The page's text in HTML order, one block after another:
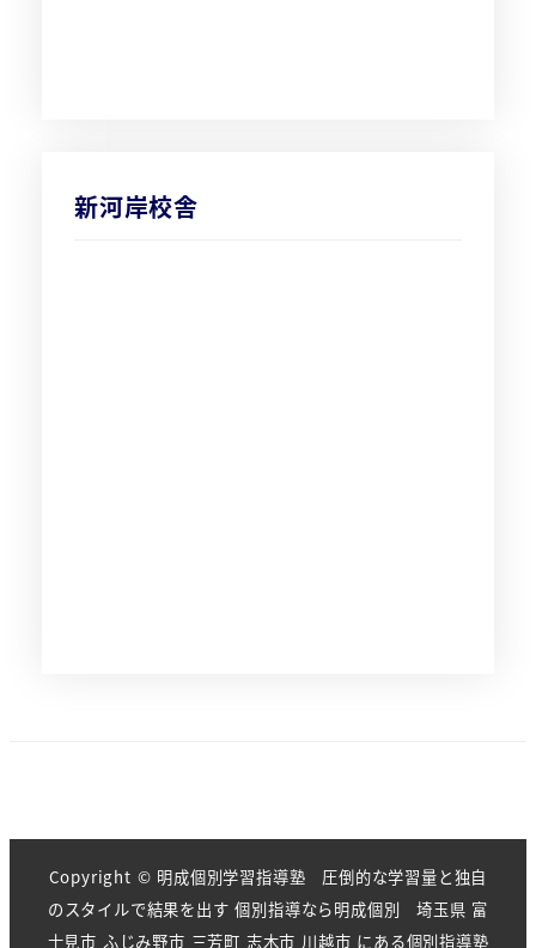
新河岸校舎
Copyright © 明成個別学習指導塾 圧倒的な学習量と独自
のスタイルで結果を出す 個別指導なら明成個別 埼玉県 富
士見市 ふじみ野市 三芳町 志木市 川越市 にある個別指導塾